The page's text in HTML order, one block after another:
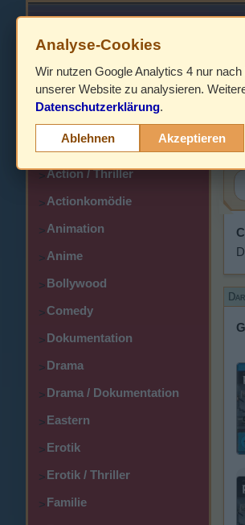
HOME
>
> Action
>Action / Thriller
>Actionkomödie
>Animation
>Anime
>Bollywood
>Comedy
>Dokumentation
>Drama
>Drama / Dokumentation
>Eastern
>Erotik
>Erotik / Thriller
>Familie
Analyse-Cookies
Wir nutzen Google Analytics 4 nur
unserer Website zu analysieren.
Datenschutzerklärung.
Ablehnen Akzeptieren